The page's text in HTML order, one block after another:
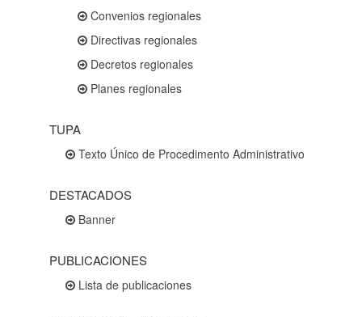
Convenios regionales
Directivas regionales
Decretos regionales
Planes regionales
TUPA
Texto Único de Procedimento Administrativo
DESTACADOS
Banner
PUBLICACIONES
Lista de publicaciones